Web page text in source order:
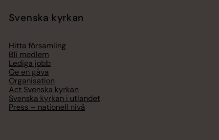
Svenska kyrkan
Hitta församling
Bli medlem
Lediga jobb
Ge en gåva
Organisation
Act Svenska kyrkan
Svenska kyrkan i utlandet
Press – nationell nivå